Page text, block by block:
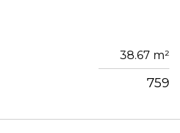
38.67 m²
759